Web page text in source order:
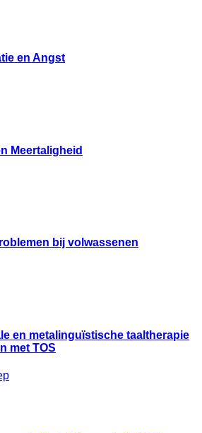
en Angst
Meertaligheid
bij volwassenen
en metalinguïstische taaltherapie
met TOS